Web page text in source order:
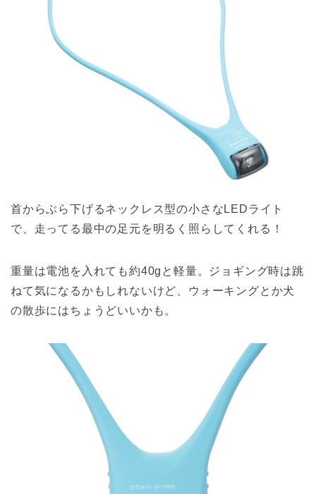
首からぶら下げるネックレス型の小さなLEDライト
で、走ってる最中の足元を明るく照らしてくれる！
重量は電池を入れても約40gと軽量。ジョギング時は跳
ねて気になるかもしれないけど、ウォーキングとか犬
の散歩にはちょうどいいかも。